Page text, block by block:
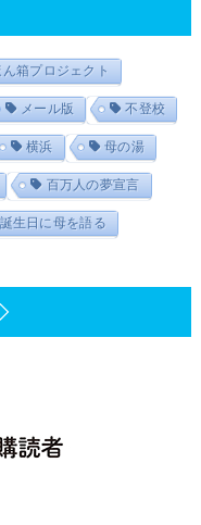
ん箱プロジェクト
メール版 不登校
横浜 母の湯
百万人の夢宣言
誕生日に母を語る